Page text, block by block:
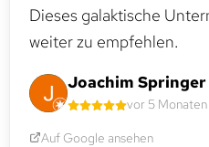
Dieses galaktische
weiter zu empfehlen.
Joachim Springer
vor 5 Monaten
Auf Google ansehen